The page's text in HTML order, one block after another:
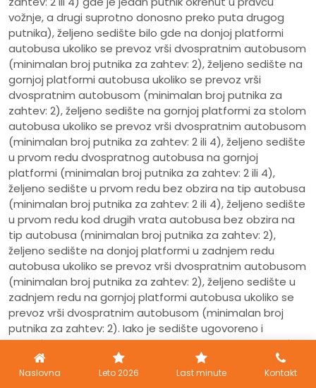
vožnje, a drugi suprotno donosno preko puta drugog
putnika), željeno sedište bilo gde na donjoj platformi
autobusa ukoliko se prevoz vrši dvospratnim autobusom
(minimalan broj putnika za zahtev: 2), željeno sedište na
gornjoj platformi autobusa ukoliko se prevoz vrši
dvospratnim autobusom (minimalan broj putnika za
zahtev: 2), željeno sedište na gornjoj platformi za stolom
autobusa ukoliko se prevoz vrši dvospratnim autobusom
(minimalan broj putnika za zahtev: 2 ili 4), željeno sedište
u prvom redu dvospratnog autobusa na gornjoj
platformi (minimalan broj putnika za zahtev: 2 ili 4),
željeno sedište u prvom redu bez obzira na tip autobusa
(minimalan broj putnika za zahtev: 2 ili 4), željeno sedište
u prvom redu kod drugih vrata autobusa bez obzira na
tip autobusa (minimalan broj putnika za zahtev: 2),
željeno sedište na donjoj platformi u zadnjem redu
autobusa ukoliko se prevoz vrši dvospratnim autobusom
(minimalan broj putnika za zahtev: 2), željeno sedište u
zadnjem redu na gornjoj platformi autobusa ukoliko se
prevoz vrši dvospratnim autobusom (minimalan broj
putnika za zahtev: 2). Iako je sedište ugovoreno i
naplaćeno, postoje situacije u kojima Organizator neće
biti u mogućnosti da pruži ugovorenu uslugu za šta neće
odgovarati više od povraćaja iznosa uplaćenog za izbor
Naslovna Leto 2026 Last minute Kontakt